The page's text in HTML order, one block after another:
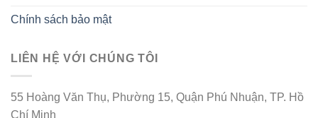
Chính sách bảo mật
LIÊN HỆ VỚI CHÚNG TÔI
55 Hoàng Văn Thụ, Phường 15, Quận Phú Nhuận, TP. Hồ
Chí Minh